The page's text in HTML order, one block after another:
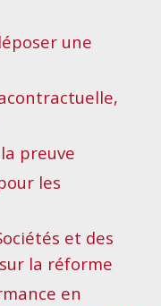
une
preuve
les
et des
la réforme
en